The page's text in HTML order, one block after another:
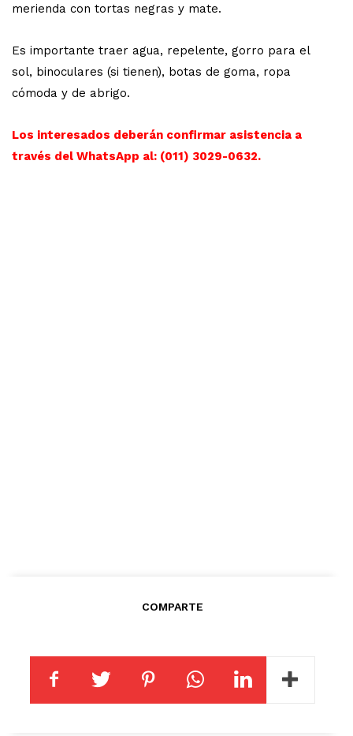
merienda con tortas negras y mate.
Es importante traer agua, repelente, gorro para el
sol, binoculares (si tienen), botas de goma, ropa
cómoda y de abrigo.
Los interesados deberán confirmar asistencia a
través del WhatsApp al: (011) 3029-0632.
COMPARTE